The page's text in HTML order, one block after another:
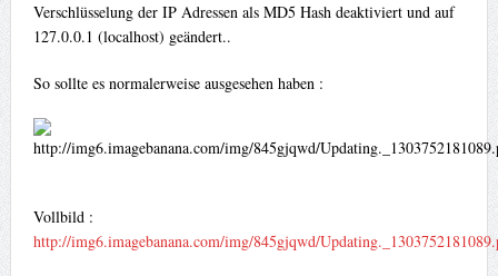
Verschlüsselung der IP Adressen als MD5 Hash deaktiviert und auf
127.0.0.1 (localhost) geändert..
So sollte es normalerweise ausgesehen haben :
Vollbild :
http://img6.imagebanana.com/img/845gjqwd/